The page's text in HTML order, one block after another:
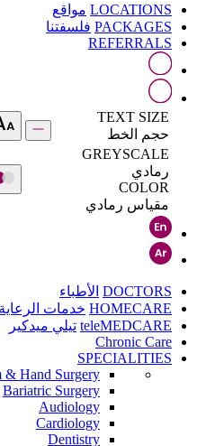
LOCATIONS مواقع
PACKAGES فلسفتنا
REFERRALS
TEXT SIZE
حجم الخط
GREYSCALE
رمادي
COLOR
مقياس رمادي
DOCTORS الأطباء
HOMECARE خدمات الرعاية
teleMEDCARE تيلي ميدكير
Chronic Care
SPECIALITIES
& Hand Surgery
Bariatric Surgery
Audiology
Cardiology
Dentistry